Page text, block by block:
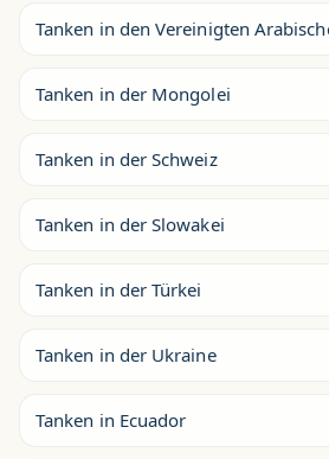
Tanken in den Vereinigten
Tanken in der Mongolei
Tanken in der Schweiz
Tanken in der Slowakei
Tanken in der Türkei
Tanken in der Ukraine
Tanken in Ecuador